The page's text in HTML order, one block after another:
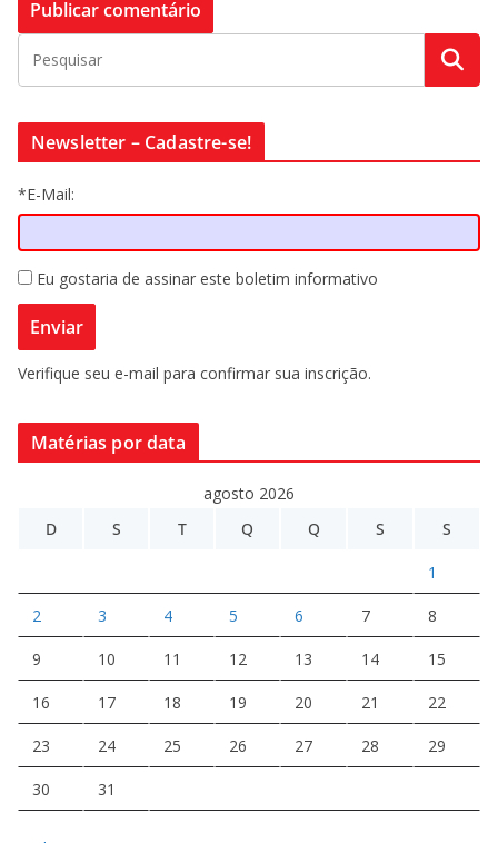
Newsletter – Cadastre-se!
*E-Mail:
Eu gostaria de assinar este boletim informativo
Verifique seu e-mail para confirmar sua inscrição.
Matérias por data
agosto 2026
D
S T Q Q S S
1
2 3 4 5 6 7 8
9 10 11 12 13 14 15
16 17 18 19 20 21 22
23 24 25 26 27 28 29
30 31